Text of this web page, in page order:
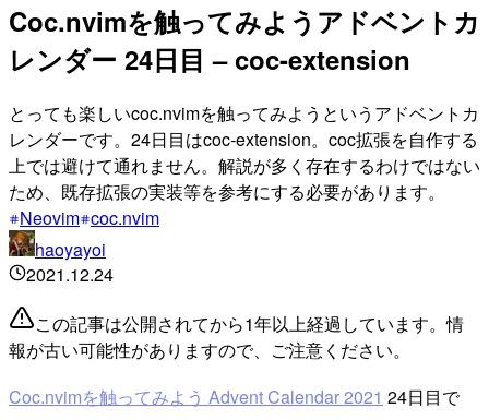
Coc.nvimを触ってみようアドベントカ
レンダー 24日目 – coc-extension
とっても楽しいcoc.nvimを触ってみようというアドベントカ
レンダーです。24日目はcoc-extension。coc拡張を自作する
上では避けて通れません。解説が多く存在するわけではない
ため、既存拡張の実装等を参考にする必要があります。
Neovim coc.nvim
haoyayoi
2021.12.24
この記事は公開されてから1年以上経過しています。情
報が古い可能性がありますので、ご注意ください。
Coc.nvimを触ってみよう Advent Calendar 2021 24日目で